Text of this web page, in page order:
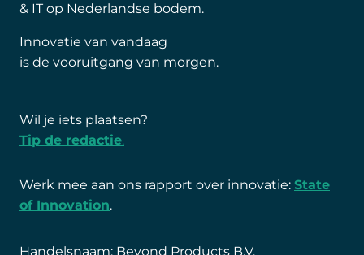
& IT op Nederlandse bodem.
Innovatie van vandaag
is de vooruitgang van morgen.
Wil je iets plaatsen?
Tip de redactie.
Werk mee aan ons rapport over innovatie: State
of Innovation.
Handelsnaam: Beyond Products B.V.